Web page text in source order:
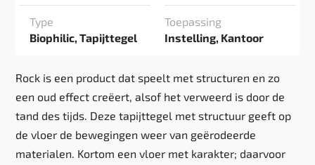
Type
Biophilic, Tapijttegel
Toepassing
Instelling, Kantoor
Rock is een product dat speelt met structuren en zo
een oud effect creëert, alsof het verweerd is door de
tand des tijds. Deze tapijttegel met structuur geeft op
de vloer de bewegingen weer van geërodeerde
materialen. Kortom een vloer met karakter; daarvoor